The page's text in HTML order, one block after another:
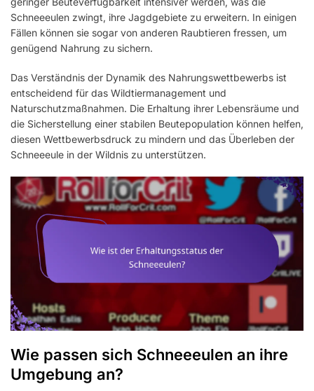
Schneeeulen zwingt, ihre Jagdgebiete zu erweitern. In einigen
Fällen können sie sogar von anderen Raubtieren fressen, um
genügend Nahrung zu sichern.
Das Verständnis der Dynamik des Nahrungswettbewerbs ist
entscheidend für das Wildtiermanagement und
Naturschutzmaßnahmen. Die Erhaltung ihrer Lebensräume und
die Sicherstellung einer stabilen Beutepopulation können helfen,
diesen Wettbewerbsdruck zu mindern und das Überleben der
Schneeeule in der Wildnis zu unterstützen.
Wie passen sich Schneeeulen an ihre
Umgebung an?